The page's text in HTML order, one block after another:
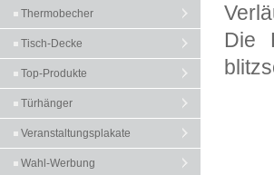
Thermobecher
Tisch-Decke
Top-Produkte
Türhänger
Veranstaltungsplakate
Wahl-Werbung
Die